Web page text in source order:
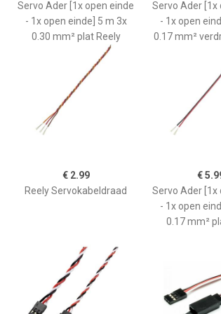
Servo Ader [1x open einde
- 1x open einde] 5 m 3x
0.30 mm² plat Reely
Servo Ader [1x
- 1x open
0.17 mm²
€ 2.99
Reely Servokabeldraad
€
Servo Ader [1x
- 1x open
0.17 mm²